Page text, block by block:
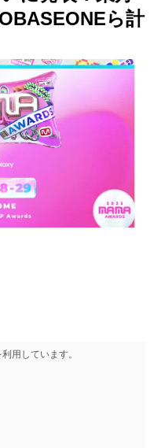
ら計
用しています。